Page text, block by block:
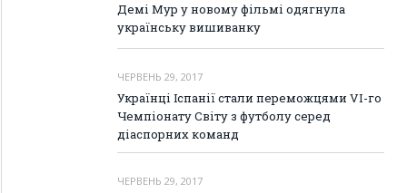
Демі Мур у новому фільмі одягнула
українську вишиванку
ЧЕРВЕНЬ 29, 2017
Українці Іспанії стали переможцями VI-го
Чемпіонату Світу з футболу серед
діаспорних команд
ЧЕРВЕНЬ 29, 2017